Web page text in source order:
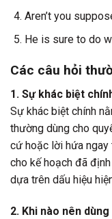
Aren’t you
He is sure to do
Các câu hỏi
1. Sự khác biệt
Sự khác biệt chính
thường dùng cho
cứ hoặc lời hứa ngay
cho kế hoạch đã
dựa trên dấu hiệu
2. Khi nào nên